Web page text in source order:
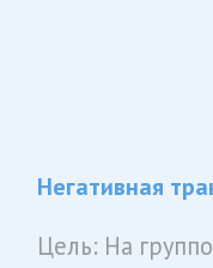
Негативная
Цель: На